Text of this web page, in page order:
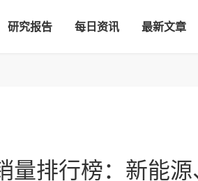
研究报告 每日资讯 最新文章
量排行榜：新能